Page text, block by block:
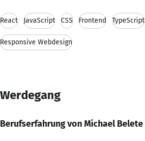
React JavaScript CSS Frontend TypeScript
Responsive Webdesign
Werdegang
Berufserfahrung von Michael Belete